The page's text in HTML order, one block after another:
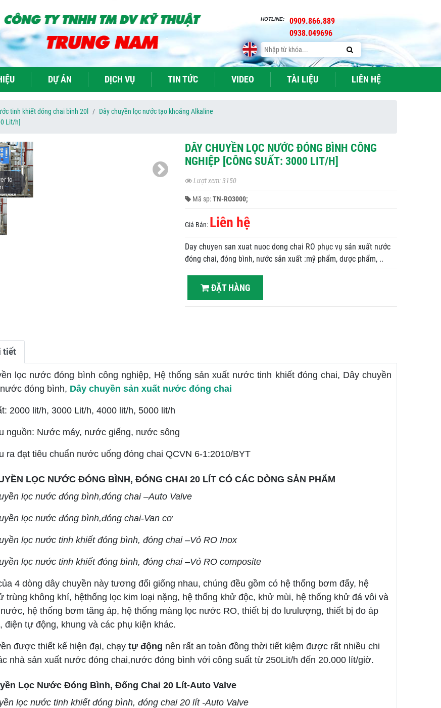
HOTLINE:
0909.866.889
0938.049696
DỰ ÁN DỊCH VỤ TIN TỨC VIDEO TÀI LIỆU LIÊN HỆ
tinh khiết đóng chai bình 20l
Dây chuyền lọc nước tạo khoáng Alkaline
Lit/h]
to
DÂY CHUYỀN LỌC NƯỚC ĐÓNG BÌNH CÔNG
NGHIỆP [CÔNG SUẤT: 3000 LIT/H]
Lượt xem: 3150
Mã sp:TN-RO3000;
Giá Bán: Liên hệ
Day chuyen san xuat nuoc dong chai RO phục vụ sản xuất nước
đóng chai, đóng bình, nước sản xuất :mỹ phẩm, dược phẩm, ..
ĐẶT HÀNG
tiết
lọc nước đóng bình công nghiệp, Hệ thống sản xuất nước tinh khiết đóng chai, Dây chuyền
đóng bình, Dây chuyền sản xuất nước đóng chai
2000 lit/h, 3000 Lit/h, 4000 lit/h, 5000 lit/h
nguồn: Nước máy, nước giếng, nước sông
ra đạt tiêu chuẩn nước uống đóng chai QCVN 6-1:2010/BYT
LỌC NƯỚC ĐÓNG BÌNH, ĐÓNG CHAI 20 LÍT CÓ CÁC DÒNG SẢN PHẨM
lọc nước đóng bình,đóng chai –Auto Valve
lọc nước đóng bình,đóng chai-Van cơ
lọc nước tinh khiết đóng bình, đóng chai –Vỏ RO Inox
lọc nước tinh khiết đóng bình, đóng chai –Vỏ RO composite
4 dòng dây chuyền này tương đối giống nhau, chúng đều gồm có hệ thống bơm đẩy, hệ
trùng không khí, hệthống lọc kim loại nặng, hệ thống khử độc, khử mùi, hệ thống khử đá vôi và
nước, hệ thống bơm tăng áp, hệ thống màng lọc nước RO, thiết bị đo lưulượng, thiết bị đo áp
điện tự động, khung và các phụ kiện khác.
được thiết kế hiện đại, chạy tự động nên rất an toàn đồng thời tiết kiệm được rất nhiều chi
nhà sản xuất nước đóng chai,nước đóng bình với công suất từ 250Lit/h đến 20.000 lít/giờ.
Lọc Nước Đóng Bình, Đống Chai 20 Lít-Auto Valve
lọc nước tinh khiết đóng bình, đóng chai 20 lít -Auto Valve